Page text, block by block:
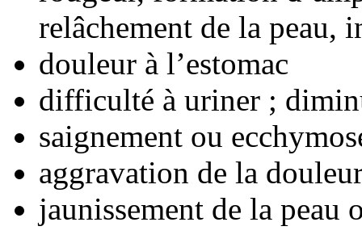
relâchement de la peau,
douleur à l’estomac
difficulté à uriner ;
saignement ou
aggravation de la
jaunissement de la peau